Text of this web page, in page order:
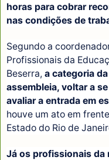
horas para cobrar
nas condições de
Segundo a
Profissionais da
Beserra, a categoria
assembleia, voltar a
avaliar a entrada em
houve um ato em
Estado do Rio de
Já os profissionais da